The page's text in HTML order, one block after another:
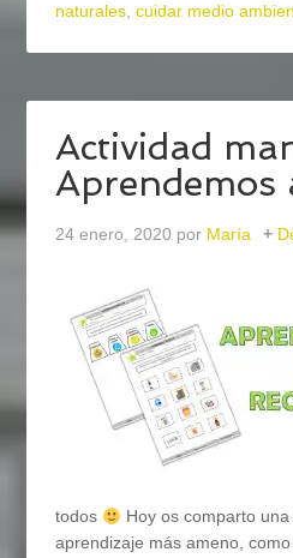
naturales,cuidar medio
Actividad
Aprendemos
24 enero, 2020 por María
todos
Hoy os comparto
aprendizaje más ameno,